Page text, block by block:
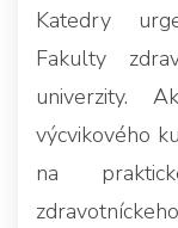
Katedry
Fakulty
univerzity.
výcvikového
na